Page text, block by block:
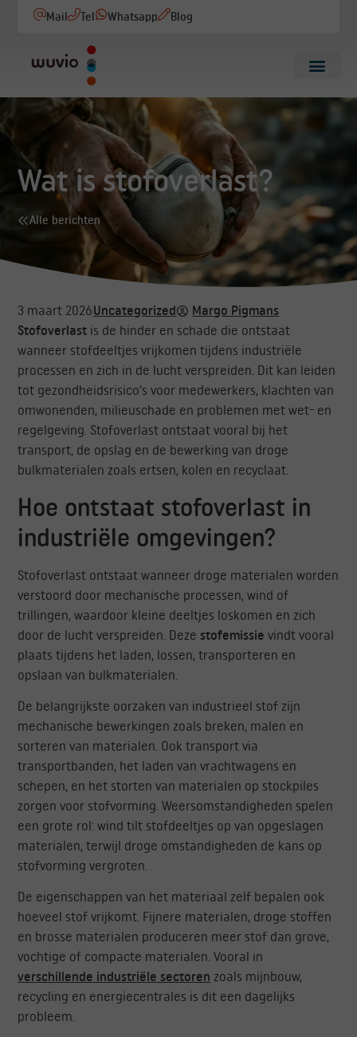
Mail Tel Whatsapp Blog
Wat is stofoverlast?
Alle berichten
3 maart 2026Uncategorized
Margo Pigmans
Stofoverlast is de hinder en schade die ontstaat
wanneer stofdeeltjes vrijkomen tijdens industriële
processen en zich in de lucht verspreiden. Dit kan leiden
tot gezondheidsrisico’s voor medewerkers, klachten van
omwonenden, milieuschade en problemen met wet- en
regelgeving. Stofoverlast ontstaat vooral bij het
transport, de opslag en de bewerking van droge
bulkmaterialen zoals ertsen, kolen en recyclaat.
Hoe ontstaat stofoverlast in
industriële omgevingen?
Stofoverlast ontstaat wanneer droge materialen worden
verstoord door mechanische processen, wind of
trillingen, waardoor kleine deeltjes loskomen en zich
door de lucht verspreiden. Dezestofemissie vindt vooral
plaats tijdens het laden, lossen, transporteren en
opslaan van bulkmaterialen.
De belangrijkste oorzaken van industrieel stof zijn
mechanische bewerkingen zoals breken, malen en
sorteren van materialen. Ook transport via
transportbanden, het laden van vrachtwagens en
schepen, en het storten van materialen op stockpiles
zorgen voor stofvorming. Weersomstandigheden spelen
een grote rol: wind tilt stofdeeltjes op van opgeslagen
materialen, terwijl droge omstandigheden de kans op
stofvorming vergroten.
De eigenschappen van het materiaal zelf bepalen ook
hoeveel stof vrijkomt. Fijnere materialen, droge stoffen
en brosse materialen produceren meer stof dan grove,
vochtige of compacte materialen. Vooral in
verschillende industriële sectoren zoals mijnbouw,
recycling en energiecentrales is dit een dagelijks
probleem.